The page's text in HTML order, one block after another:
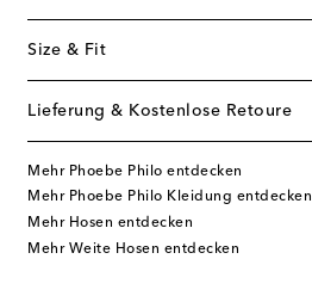
Size & Fit
Lieferung & Kostenlose Retoure
Mehr Phoebe Philo entdecken
Mehr Phoebe Philo Kleidung entdecken
Mehr Hosen entdecken
Mehr Weite Hosen entdecken